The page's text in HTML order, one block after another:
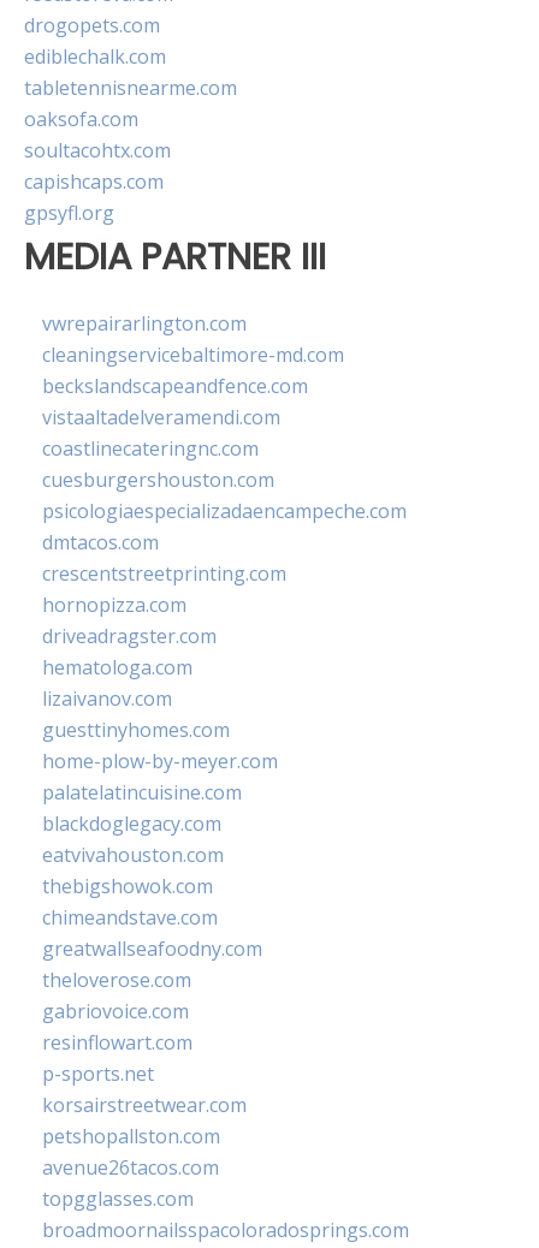
drogopets.com
ediblechalk.com
tabletennisnearme.com
oaksofa.com
soultacohtx.com
capishcaps.com
gpsyfl.org
MEDIA PARTNER III
vwrepairarlington.com
cleaningservicebaltimore-md.com
beckslandscapeandfence.com
vistaaltadelveramendi.com
coastlinecateringnc.com
cuesburgershouston.com
psicologiaespecializadaencampeche.com
dmtacos.com
crescentstreetprinting.com
hornopizza.com
driveadragster.com
hematologa.com
lizaivanov.com
guesttinyhomes.com
home-plow-by-meyer.com
palatelatincuisine.com
blackdoglegacy.com
eatvivahouston.com
thebigshowok.com
chimeandstave.com
greatwallseafoodny.com
theloverose.com
gabriovoice.com
resinflowart.com
p-sports.net
korsairstreetwear.com
petshopallston.com
avenue26tacos.com
topgglasses.com
broadmoornailsspacoloradosprings.com